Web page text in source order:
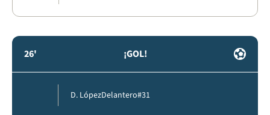
26' ¡GOL!
D. LópezDelantero#31